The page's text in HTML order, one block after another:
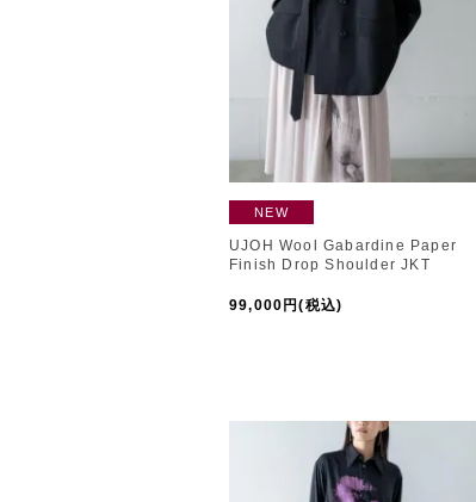
NEW
UJOH Wool Gabardine Paper
Finish Drop Shoulder JKT
99,000円(税込)